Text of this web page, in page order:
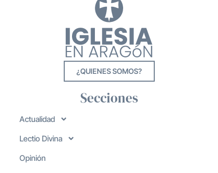
¿QUIENES SOMOS?
Secciones
Actualidad
Lectio Divina
Opinión